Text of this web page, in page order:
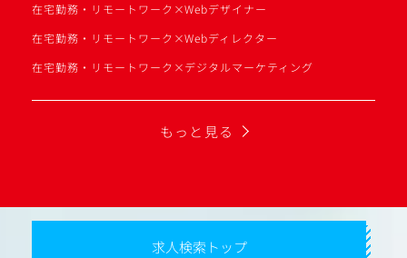
在宅勤務・リモートワーク×Webデザイナー
在宅勤務・リモートワーク×Webディレクター
在宅勤務・リモートワーク×デジタルマーケティング
もっと見る
求人検索トップ